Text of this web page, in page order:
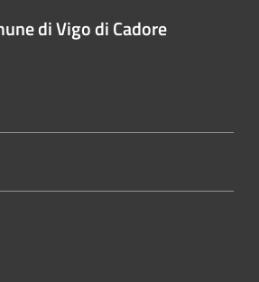
di Vigo di Cadore